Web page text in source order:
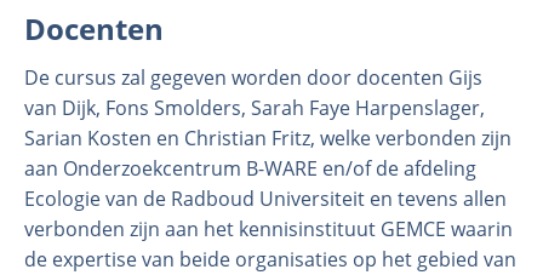
Docenten
De cursus zal gegeven worden door docenten Gijs
van Dijk, Fons Smolders, Sarah Faye Harpenslager,
Sarian Kosten en Christian Fritz, welke verbonden zijn
aan Onderzoekcentrum B-WARE en/of de afdeling
Ecologie van de Radboud Universiteit en tevens allen
verbonden zijn aan het kennisinstituut GEMCE waarin
de expertise van beide organisaties op het gebied van